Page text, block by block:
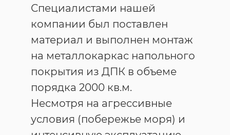
Специалистами нашей
компании был поставлен
материал и выполнен монтаж
на металлокаркас напольного
покрытия из ДПК в объеме
порядка 2000 кв.м.
Несмотря на агрессивные
условия (побережье моря) и